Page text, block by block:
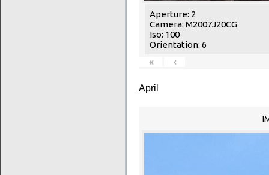
Aperture: 2
Camera: M2007J20CG
Iso: 100
Orientation: 6
«
‹
April